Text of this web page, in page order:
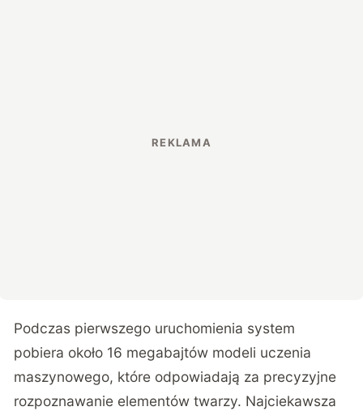
Podczas pierwszego uruchomienia system
pobiera około 16 megabajtów modeli uczenia
maszynowego, które odpowiadają za precyzyjne
rozpoznawanie elementów twarzy. Najciekawsza